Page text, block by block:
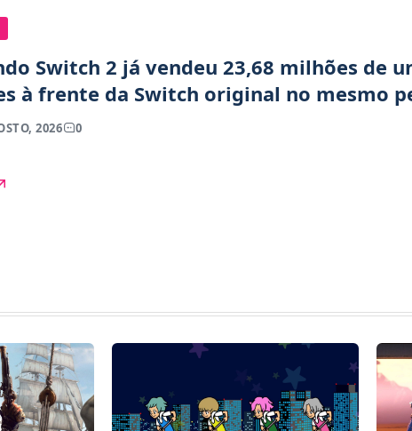
Switch 2 já vendeu 23,68 milhões de
à frente da Switch original no mesmo
2026 0